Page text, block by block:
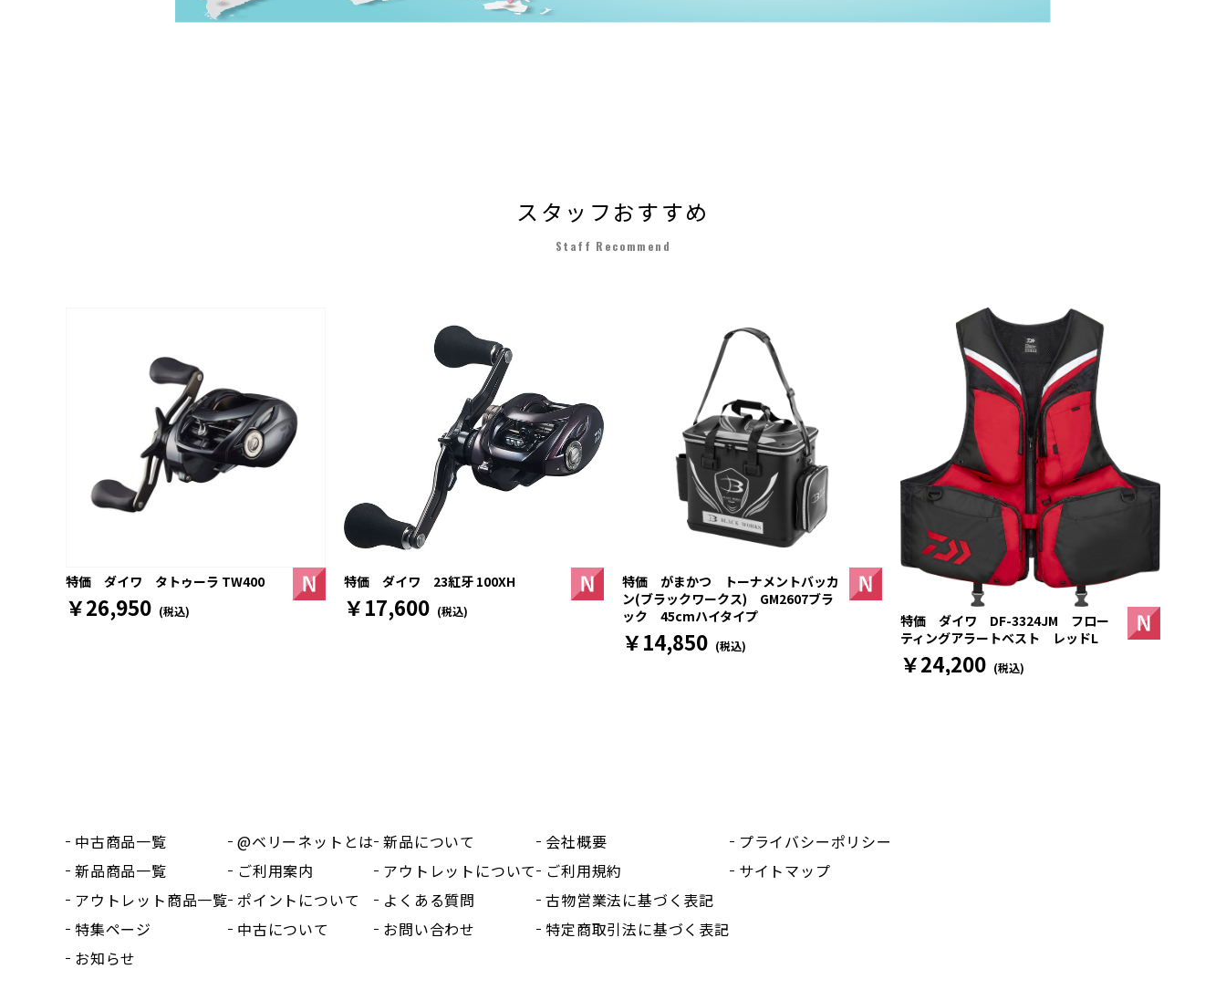
スタッフおすすめ
Staff Recommend
特価 ダイワ タトゥーラ TW400
￥26,950 (税込)
特価 ダイワ 23紅牙 100XH
￥17,600 (税込)
特価 がまかつ トーナメントバッカ
ン(ブラックワークス) GM2607ブラ
ック 45cmハイタイプ
￥14,850 (税込)
特価 ダイワ DF-3324JM フロー
ティングアラートベスト レッドL
￥24,200 (税込)
中古商品一覧
新品商品一覧
アウトレット商品一覧
特集ページ
お知らせ
@ベリーネットとは
ご利用案内
ポイントについて
中古について
新品について
アウトレットについて
よくある質問
お問い合わせ
会社概要
ご利用規約
古物営業法に基づく表記
特定商取引法に基づく表記
プライバシーポリシー
サイトマップ